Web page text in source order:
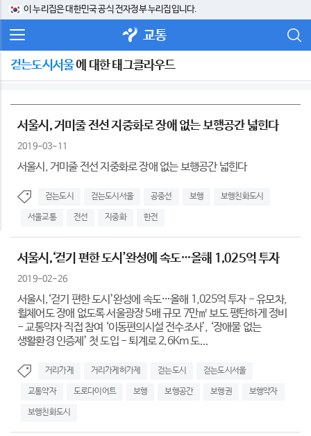
이 누리집은 대한민국 공식 전자정부 누리집입니다.
교통
걷는도시서울에 대한 태그클라우드
서울시, 거미줄 전선 지중화로 장애 없는 보행공간 넓힌다
2019-03-11
서울시, 거미줄 전선 지중화로 장애 없는 보행공간 넓힌다
걷는도시 걷는도시서울 공중선 보행 보행친화도시
서울교통 전선 지중화 한전
서울시,‘걷기 편한 도시’완성에 속도…올해 1,025억 투자
2019-02-26
서울시,‘걷기 편한 도시’완성에 속도…올해 1,025억 투자 - 유모차,
휠체어도 장애 없도록 서울광장 5배 규모 7만㎡ 보도 평탄하게 정비
- 교통약자 직접 참여 ‘이동편의시설 전수조사’, ‘장애물 없는
생활환경 인증제’ 첫 도입 - 퇴계로 2.6Km 도...
거리가게 거리가게허가제 걷는도시 걷는도시서울
교통약자 도로다이어트 보행 보행공간 보행권 보행약자
보행친화도시